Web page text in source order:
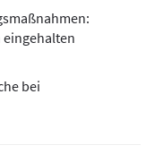
eingehalten
bei